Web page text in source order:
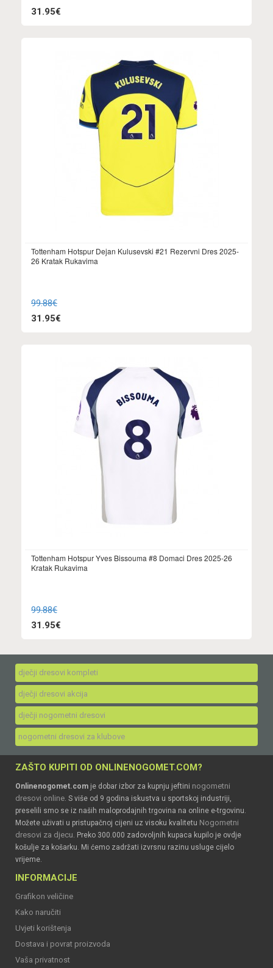
31.95€
Tottenham Hotspur Dejan Kulusevski #21 Rezervni Dres 2025-
26 Kratak Rukavima
99.88€
31.95€
Tottenham Hotspur Yves Bissouma #8 Domaci Dres 2025-26
Kratak Rukavima
99.88€
31.95€
dječji dresovi kompleti
dječji dresovi akcija
dječji nogometni dresovi
nogometni dresovi za klubove
ZAŠTO KUPITI OD ONLINENOGOMET.COM?
Onlinenogomet.com je dobar izbor za kupnju jeftini nogometni
dresovi online. S više od 9 godina iskustva u sportskoj industriji,
preselili smo se iz naših maloprodajnih trgovina na online e-trgovinu.
Možete uživati u pristupačnoj cijeni uz visoku kvalitetu Nogometni
dresovi za djecu. Preko 300.000 zadovoljnih kupaca kupilo je ovdje
košulje za košarku. Mi ćemo zadržati izvrsnu razinu usluge cijelo
vrijeme.
INFORMACIJE
Grafikon veličine
Kako naručiti
Uvjeti korištenja
Dostava i povrat proizvoda
Vaša privatnost